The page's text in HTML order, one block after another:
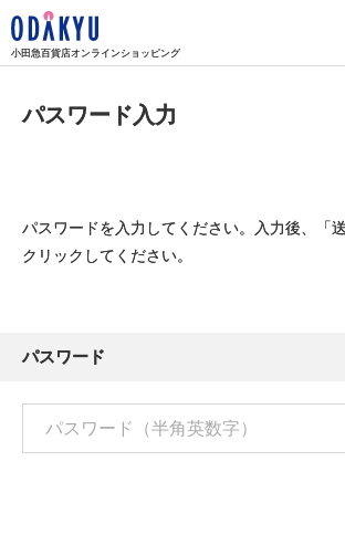
小田急百貨店オンラインショッピング
パスワード入力
パスワードを入力してください。入力後、「
クリックしてください。
パスワード